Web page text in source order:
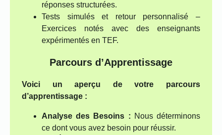
réponses structurées.
Tests simulés et retour personnalisé –
Exercices notés avec des enseignants
expérimentés en TEF.
Parcours d’Apprentissage
Voici un aperçu de votre parcours
d’apprentissage :
Analyse des Besoins : Nous déterminons
ce dont vous avez besoin pour réussir.